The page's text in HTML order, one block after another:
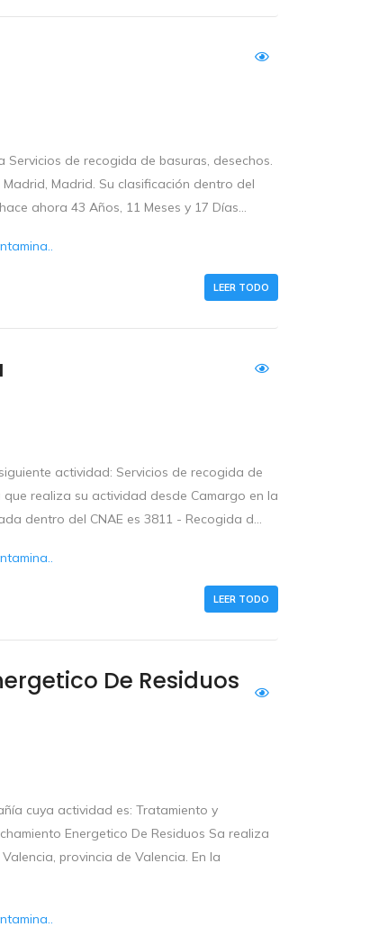
de recogida de basuras, desechos.
Madrid. Su clasificación dentro del
ahora 43 Años, 11 Meses y 17 Días...
LEER TODO
actividad: Servicios de recogida de
realiza su actividad desde Camargo en la
dentro del CNAE es 3811 - Recogida d...
LEER TODO
De Residuos
cuya actividad es: Tratamiento y
Energetico De Residuos Sa realiza
provincia de Valencia. En la